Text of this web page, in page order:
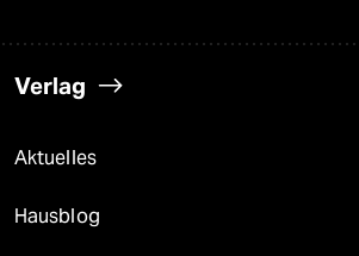
Verlag
Aktuelles
Hausblog